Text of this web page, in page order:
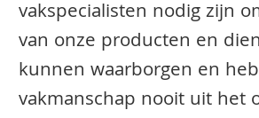
vakspecialisten nodig zijn
van onze producten en
kunnen waarborgen en
vakmanschap nooit uit het